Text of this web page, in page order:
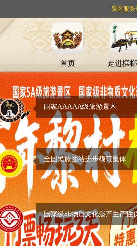
景区服务
首页 走进槟
国家AAAAA级旅游景区
全国民族团结进步模范集体
国家级非物质文化遗产生产性